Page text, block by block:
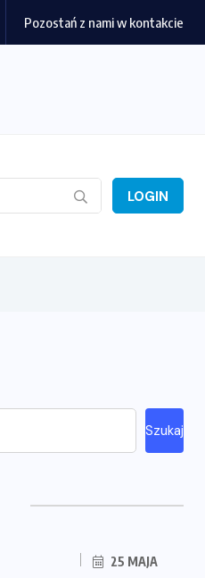
Pozostań z nami w kontakcie
LOGIN
Szukaj
25 MAJA